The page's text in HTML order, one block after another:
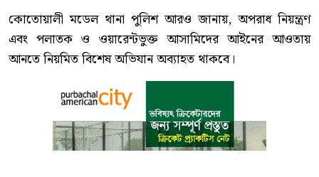
কোতোয়ালী মডেল থানা পুলিশ আরও জানায়, অপরাধ নিয়ন্ত্রণ
এবং পলাতক ও ওয়ারেন্টভুক্ত আসামিদের আইনের আওতায়
আনতে নিয়মিত বিশেষ অভিযান অব্যাহত থাকবে।